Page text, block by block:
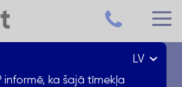
LV
informē, ka šajā tīmekļa